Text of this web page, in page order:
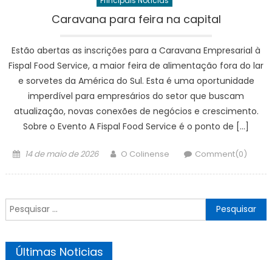
Caravana para feira na capital
Estão abertas as inscrições para a Caravana Empresarial à
Fispal Food Service, a maior feira de alimentação fora do lar
e sorvetes da América do Sul. Esta é uma oportunidade
imperdível para empresários do setor que buscam
atualização, novas conexões de negócios e crescimento.
Sobre o Evento A Fispal Food Service é o ponto de […]
Posted
14 de maio de 2026 Author
O Colinense Comment(0)
Pesquisar
por:
Últimas Noticias